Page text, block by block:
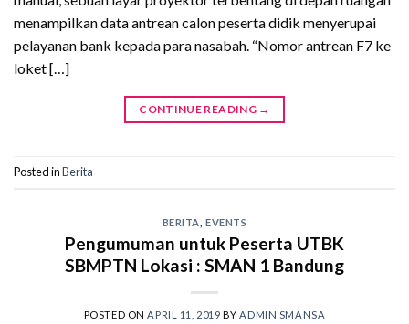
menampilkan data antrean calon peserta didik menyerupai
pelayanan bank kepada para nasabah. “Nomor antrean F7 ke
loket […]
CONTINUE READING →
Posted inBerita
BERITA ,EVENTS
Pengumuman untuk Peserta UTBK
SBMPTN Lokasi : SMAN 1 Bandung
POSTED ONAPRIL 11, 2019 BYADMIN SMANSA